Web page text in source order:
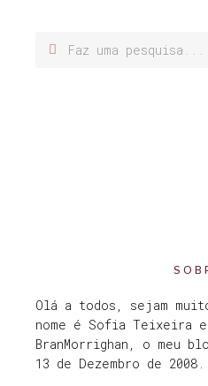
Olá a todos, sejam
nome é Sofia Teixeira
BranMorrighan, o meu
13 de Dezembro de 2008.